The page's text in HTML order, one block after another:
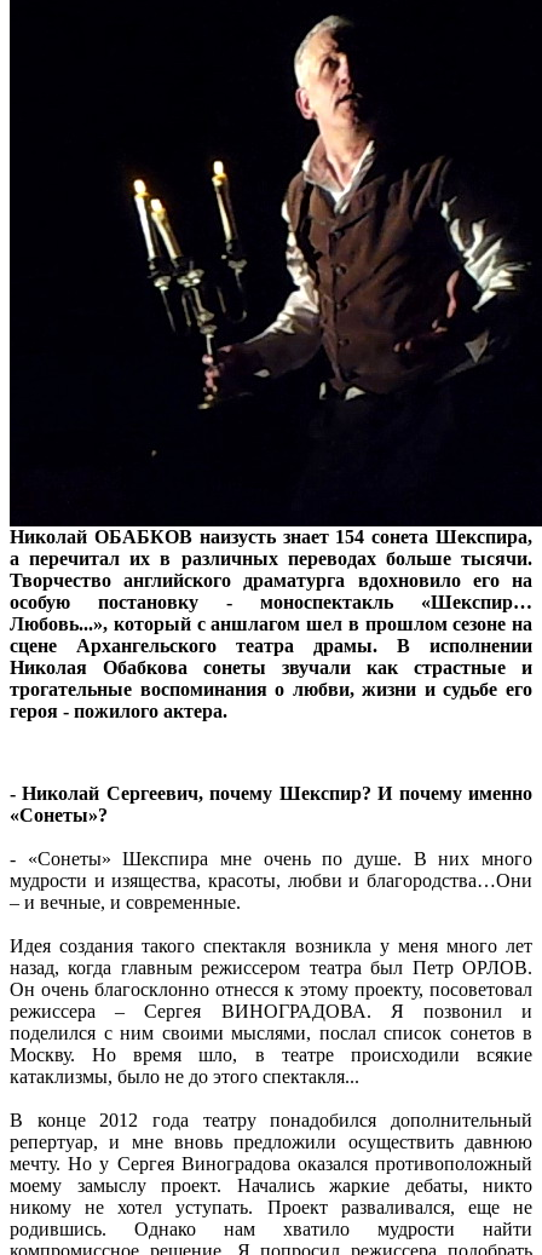
Николай ОБАБКОВ наизусть знает 154 сонета Шекспира,
а перечитал их в различных переводах больше тысячи.
Творчество английского драматурга вдохновило его на
особую постановку - моноспектакль «Шекспир…
Любовь...», который с аншлагом шел в прошлом сезоне на
сцене Архангельского театра драмы. В исполнении
Николая Обабкова сонеты звучали как страстные и
трогательные воспоминания о любви, жизни и судьбе его
героя - пожилого актера.
- Николай Сергеевич, почему Шекспир? И почему именно
«Сонеты»?
- «Сонеты» Шекспира мне очень по душе. В них много
мудрости и изящества, красоты, любви и благородства…Они
– и вечные, и современные.
Идея создания такого спектакля возникла у меня много лет
назад, когда главным режиссером театра был Петр ОРЛОВ.
Он очень благосклонно отнесся к этому проекту, посоветовал
режиссера – Сергея ВИНОГРАДОВА. Я позвонил и
поделился с ним своими мыслями, послал список сонетов в
Москву. Но время шло, в театре происходили всякие
катаклизмы, было не до этого спектакля...
В конце 2012 года театру понадобился дополнительный
репертуар, и мне вновь предложили осуществить давнюю
мечту. Но у Сергея Виноградова оказался противоположный
моему замыслу проект. Начались жаркие дебаты, никто
никому не хотел уступать. Проект разваливался, еще не
родившись. Однако нам хватило мудрости найти
компромиссное решение. Я попросил режиссера подобрать